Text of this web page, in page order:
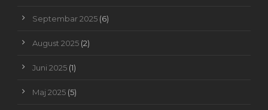
Septembar 2025 (6)
August 2025 (2)
Juni 2025 (1)
Maj 2025 (5)